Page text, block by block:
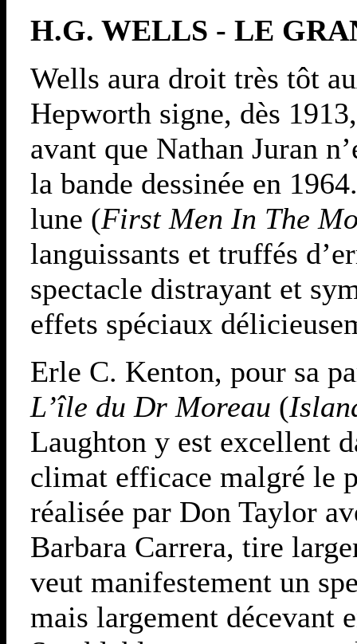
H.G. WELLS - LE
Wells aura droit très tôt
Hepworth signe, dès
avant que Nathan Juran
la bande dessinée en
lune (First Men In The
languissants et truffés
spectacle distrayant et
effets spéciaux
Erle C. Kenton, pour sa
L’île du Dr Moreau (
Laughton y est excellent
climat efficace malgré le
réalisée par Don Taylor
Barbara Carrera, tire
veut manifestement un
mais largement décevant